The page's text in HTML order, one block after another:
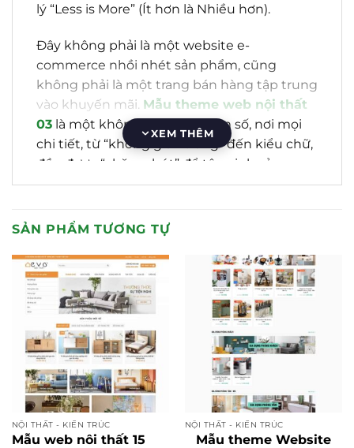
lý “Less is More” (Ít hơn là Nhiều hơn).
Đây không phải là một website e-
commerce nhồi nhét sản phẩm, cũng
không phải là một trang bán hàng tập trung
vào khuyến mãi. Mẫu theme web nội thất
03 là một không gian triển lãm số, nơi mọi
chi tiết, từ “không gian trắng” đến kiểu chữ,
đều được “chăm chút” để tôn vinh sản
phẩm và tư duy thiết kế của bạn. Và dĩ
tảng kỹ thuật chuẩn SEO tuyệt đối.
Định Vị Của Mẫu 03: Khi “Chất” Của
Thương Hiệu Là Ưu Tiên Số 1
Khác biệt với các mẫu theme tập trung vào
đa dạng sản phẩm (như mẫu 09) hay bán
hàng qua hotline (như mẫu 06),mẫu theme
web nội thất 03bán một “cảm giác”, một
“phong cách sống”.
XEM THÊM
SẢN PHẨM TƯƠNG TỰ
NỘI THẤT - KIẾN TRÚC
Mẫu web nôi thất 15
NỘI THẤT - KIẾN TRÚC
Mẫu theme Website